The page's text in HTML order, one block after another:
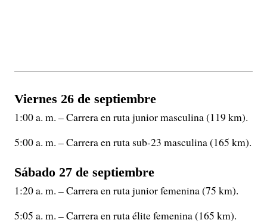
Viernes 26 de septiembre
1:00 a. m. – Carrera en ruta junior masculina (119 km).
5:00 a. m. – Carrera en ruta sub-23 masculina (165 km).
Sábado 27 de septiembre
1:20 a. m. – Carrera en ruta junior femenina (75 km).
5:05 a. m. – Carrera en ruta élite femenina (165 km).